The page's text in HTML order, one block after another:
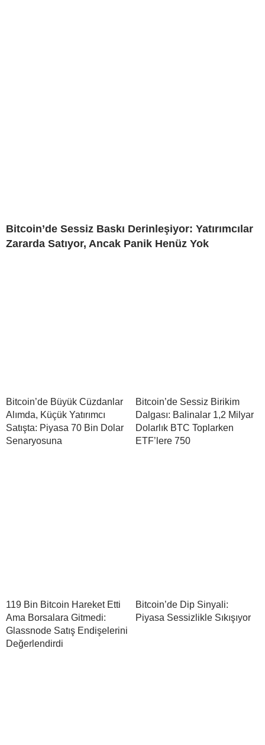
Bitcoin’de Sessiz Baskı Derinleşiyor: Yatırımcılar
Zararda Satıyor, Ancak Panik Henüz Yok
Bitcoin’de Büyük Cüzdanlar
Alımda, Küçük Yatırımcı
Satışta: Piyasa 70 Bin Dolar
Senaryosuna
Bitcoin’de Sessiz Birikim
Dalgası: Balinalar 1,2 Milyar
Dolarlık BTC Toplarken
ETF’lere 750
119 Bin Bitcoin Hareket Etti
Ama Borsalara Gitmedi:
Glassnode Satış Endişelerini
Değerlendirdi
Bitcoin’de Dip Sinyali:
Piyasa Sessizlikle Sıkışıyor